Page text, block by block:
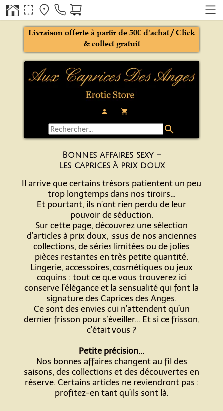
person local_grocery_store
Livraison offerte à partir de 50€ d'achat / Click
& collect gratuit
search
Bonnes affaires sexy –
Les caprices à prix doux
Il arrive que certains trésors patientent un peu
trop longtemps dans nos tiroirs…
Et pourtant, ils n’ont rien perdu de leur
pouvoir de séduction.
Sur cette page, découvrez une sélection
d’articles à prix doux, issus de nos anciennes
collections, de séries limitées ou de jolies
pièces restantes en très petite quantité.
Lingerie, accessoires, cosmétiques ou jeux
coquins : tout ce que vous trouverez ici
conserve l’élégance et la sensualité qui font la
signature des Caprices des Anges.
Ce sont des envies qui n’attendent qu’un
dernier frisson pour s’éveiller… Et si ce frisson,
c’était vous ?
Petite précision...
Nos bonnes affaires changent au fil des
saisons, des collections et des découvertes en
réserve. Certains articles ne reviendront pas :
profitez-en tant qu’ils sont là.